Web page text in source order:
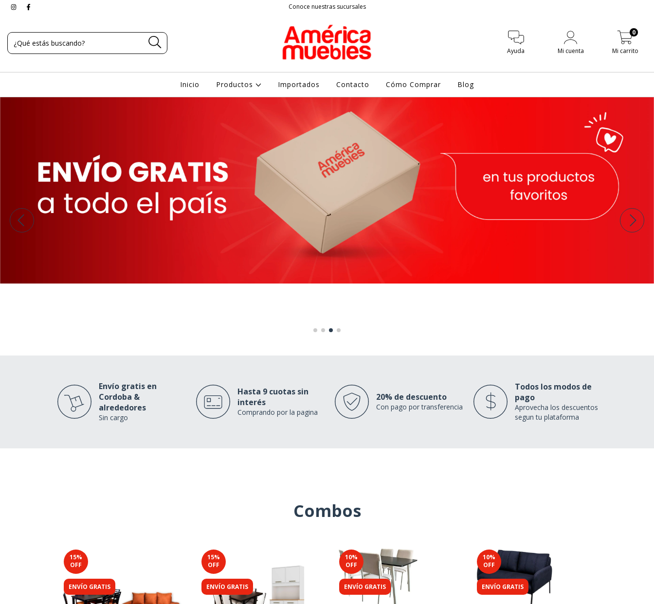
Conoce nuestras sucursales
Ayuda Mi cuenta Mi carrito
0
Inicio Productos Importados Contacto Cómo Comprar Blog
Envío gratis en
Cordoba &
alrededores
Sin cargo
Hasta 9 cuotas sin
interés
Comprando por la pagina
20% de descuento
Con pago por transferencia
Todos los modos de
pago
Aprovecha los descuentos
segun tu plataforma
Combos
15%
OFF
ENVÍO GRATIS
15%
OFF
ENVÍO GRATIS
10%
OFF
ENVÍO GRATIS
10%
OFF
ENVÍO GRATIS